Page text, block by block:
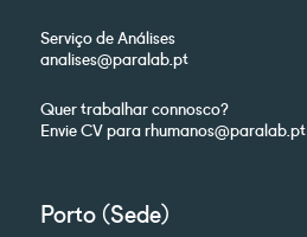
Serviço de Análises
analises@paralab.pt
Quer trabalhar connosco?
Envie CV para rhumanos@paralab.pt
Porto (Sede)